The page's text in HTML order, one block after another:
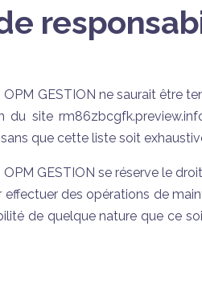
GESTION ne saurait être
du site
que cette liste soit
OPM GESTION se réserve le
effectuer des opérations de
de quelque nature que ce